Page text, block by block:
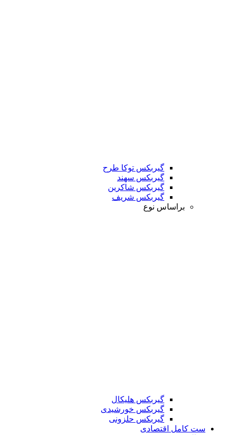
گیربکس توکا طرح
گیربکس سهند
گیربکس شاکرین
گیربکس شریف
براساس نوع
گیربکس هلیکال
گیربکس خورشیدی
گیربکس حلزونی
ست کامل اقتصادی